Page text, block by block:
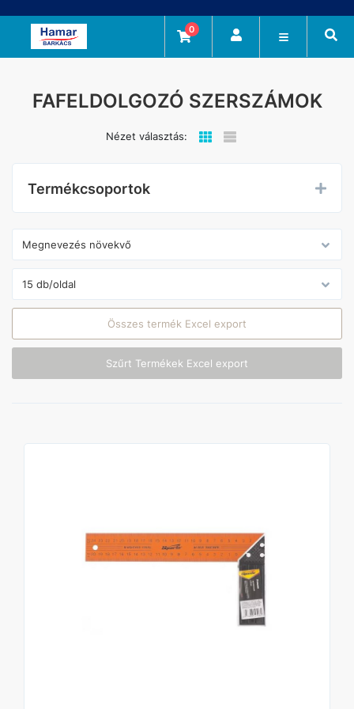
0
FAFELDOLGOZÓ SZERSZÁMOK
Nézet választás:
Termékcsoportok
Összes termék Excel export
Szűrt Termékek Excel export